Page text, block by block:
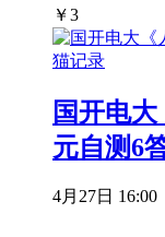
￥3
国开电
元自测6
4月27日 16:00